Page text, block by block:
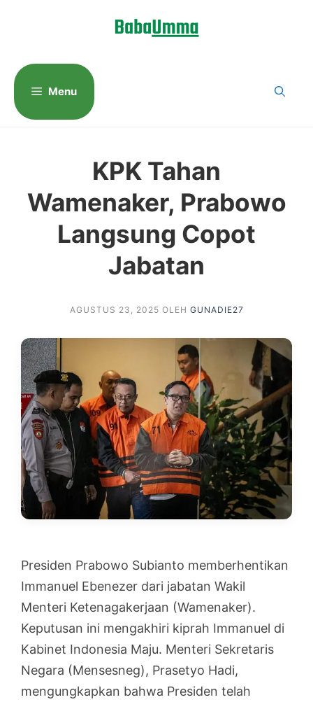
Menu
KPK Tahan
Wamenaker, Prabowo
Langsung Copot
Jabatan
AGUSTUS 23, 2025 OLEH GUNADIE27
Presiden Prabowo Subianto memberhentikan
Immanuel Ebenezer dari jabatan Wakil
Menteri Ketenagakerjaan (Wamenaker).
Keputusan ini mengakhiri kiprah Immanuel di
Kabinet Indonesia Maju. Menteri Sekretaris
Negara (Mensesneg), Prasetyo Hadi,
mengungkapkan bahwa Presiden telah